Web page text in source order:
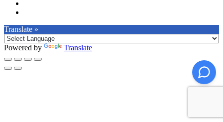
Translate »
Powered by Translate